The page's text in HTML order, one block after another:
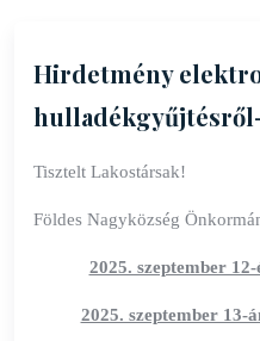
Hirdetmény
Tisztelt Lakostársak!
Földes Nagyközség
2025. szeptember
2025. szeptember 13-